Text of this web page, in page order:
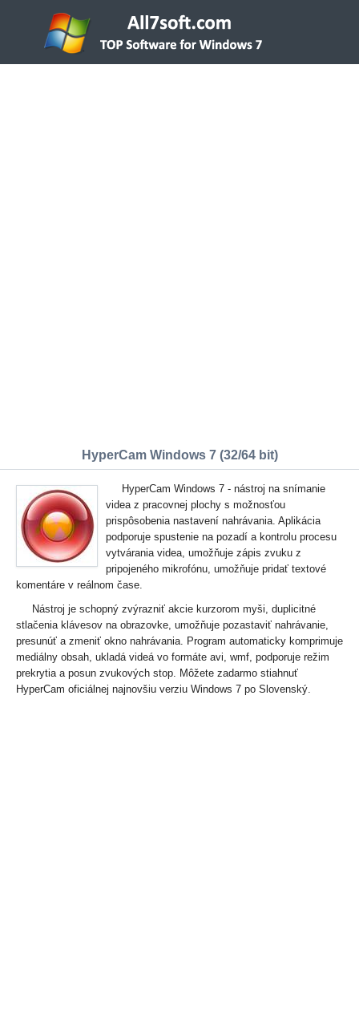
HyperCam Windows 7 (32/64 bit)
HyperCam Windows 7 - nástroj na snímanie
videa z pracovnej plochy s možnosťou
prispôsobenia nastavení nahrávania. Aplikácia
podporuje spustenie na pozadí a kontrolu procesu
vytvárania videa, umožňuje zápis zvuku z
pripojeného mikrofónu, umožňuje pridať textové
komentáre v reálnom čase.
Nástroj je schopný zvýrazniť akcie kurzorom myši, duplicitné
stlačenia klávesov na obrazovke, umožňuje pozastaviť nahrávanie,
presunúť a zmeniť okno nahrávania. Program automaticky komprimuje
mediálny obsah, ukladá videá vo formáte avi, wmf, podporuje režim
prekrytia a posun zvukových stop. Môžete zadarmo stiahnuť
HyperCam oficiálnej najnovšiu verziu Windows 7 po Slovenský.